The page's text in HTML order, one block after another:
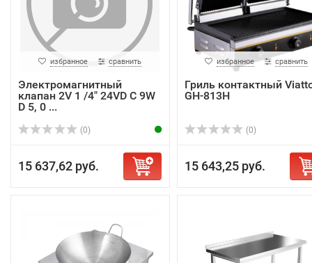
избранное сравнить
Электромагнитный
клапан 2V 1 /4" 24VD C 9W
D 5, 0 ...
(0)
15 637,62 руб.
избранное сравнить
Гриль контактный
GH-813H
(0)
15 643,25 руб.